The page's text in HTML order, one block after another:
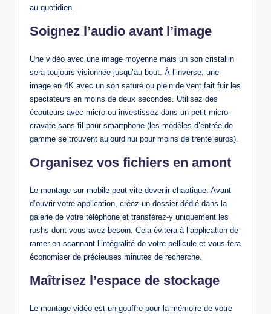
au quotidien.
Soignez l’audio avant l’image
Une vidéo avec une image moyenne mais un son cristallin
sera toujours visionnée jusqu’au bout. À l’inverse, une
image en 4K avec un son saturé ou plein de vent fait fuir les
spectateurs en moins de deux secondes. Utilisez des
écouteurs avec micro ou investissez dans un petit micro-
cravate sans fil pour smartphone (les modèles d’entrée de
gamme se trouvent aujourd’hui pour moins de trente euros).
Organisez vos fichiers en amont
Le montage sur mobile peut vite devenir chaotique. Avant
d’ouvrir votre application, créez un dossier dédié dans la
galerie de votre téléphone et transférez-y uniquement les
rushs dont vous avez besoin. Cela évitera à l’application de
ramer en scannant l’intégralité de votre pellicule et vous fera
économiser de précieuses minutes de recherche.
Maîtrisez l’espace de stockage
Le montage vidéo est un gouffre pour la mémoire de votre